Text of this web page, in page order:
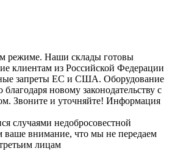
режиме. Наши склады готовы
клиентам из Российской Федерации
запреты ЕС и США. Оборудование
новому законодательству с
Звоните и уточняйте! Информация
случаями недобросовестной
ваше внимание, что мы не передаем
лицам